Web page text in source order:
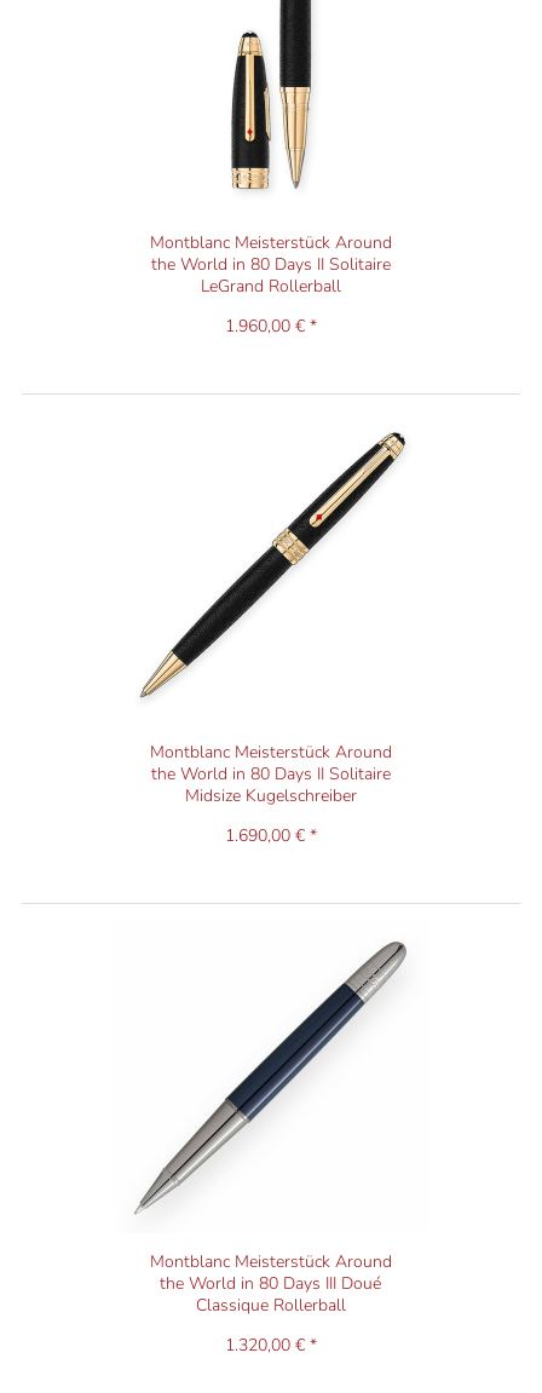
Montblanc Meisterstück Around
the World in 80 Days II Solitaire
LeGrand Rollerball
1.960,00 € *
Montblanc Meisterstück Around
the World in 80 Days II Solitaire
Midsize Kugelschreiber
1.690,00 € *
Montblanc Meisterstück Around
the World in 80 Days III Doué
Classique Rollerball
1.320,00 € *